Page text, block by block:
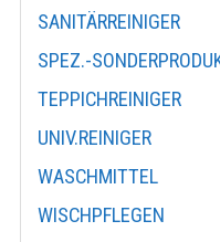
SANITÄRREINIGER
SPEZ.-
TEPPICHREINIGER
UNIV.REINIGER
WASCHMITTEL
WISCHPFLEGEN